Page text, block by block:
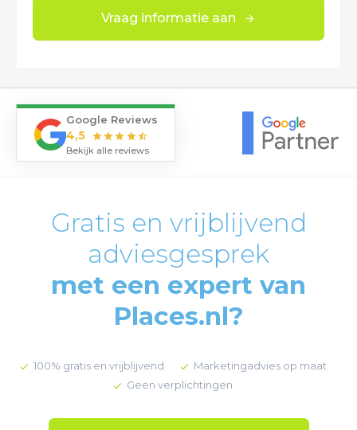
Vraag informatie aan
Google Reviews
4,5 starstarstar starstar_half
Bekijk alle reviews
Gratis en vrijblijvend
adviesgesprek
met een expert van
Places.nl?
100% gratis en vrijblijvend
Marketingadvies op maat
Geen verplichtingen